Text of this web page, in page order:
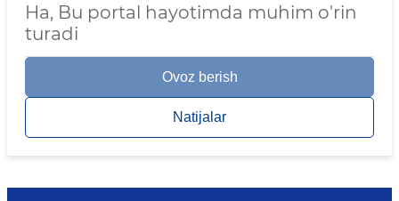
Ha, Bu portal hayotimda muhim o'rin
turadi
Ovoz berish
Natijalar